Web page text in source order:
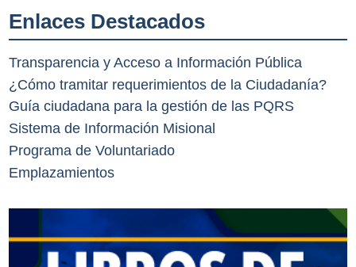
Enlaces Destacados
Transparencia y Acceso a Información Pública
¿Cómo tramitar requerimientos de la Ciudadanía?
Guía ciudadana para la gestión de las PQRS
Sistema de Información Misional
Programa de Voluntariado
Emplazamientos